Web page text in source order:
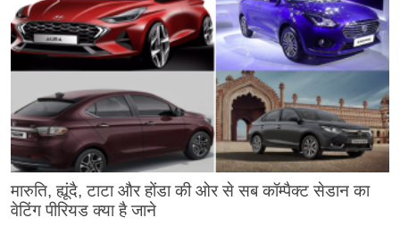
मारुति, ह्यूंदै, टाटा और होंडा की ओर से सब कॉम्पैक्ट सेडान का
वेटिंग पीरियड क्या है जाने